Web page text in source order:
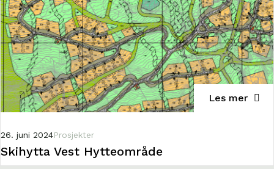
Skihytta Vest Hytteområde
26. juni 2024Prosjekter
Les mer